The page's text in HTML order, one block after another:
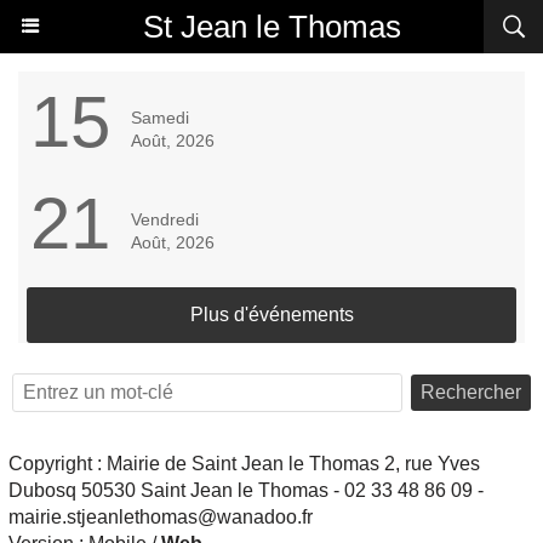
St Jean le Thomas
15
Samedi
Août, 2026
21
Vendredi
Août, 2026
Plus d'événements
Rechercher
Copyright : Mairie de Saint Jean le Thomas 2, rue Yves
Dubosq 50530 Saint Jean le Thomas - 02 33 48 86 09 -
mairie.stjeanlethomas@wanadoo.fr